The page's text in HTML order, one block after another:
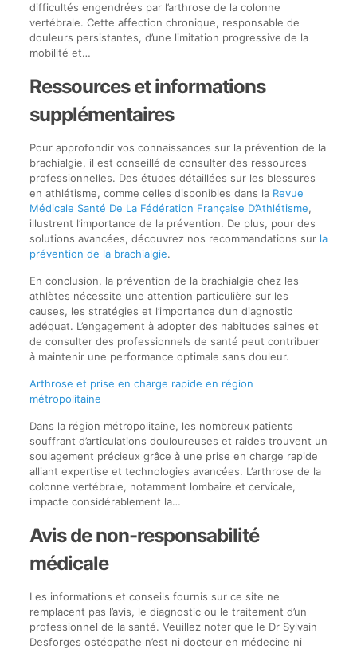
difficultés engendrées par l’arthrose de la colonne
vertébrale. Cette affection chronique, responsable de
douleurs persistantes, d’une limitation progressive de la
mobilité et…
Ressources et informations
supplémentaires
Pour approfondir vos connaissances sur la prévention de la
brachialgie, il est conseillé de consulter des ressources
professionnelles. Des études détaillées sur les blessures
en athlétisme, comme celles disponibles dans la Revue
Médicale Santé De La Fédération Française D’Athlétisme,
illustrent l’importance de la prévention. De plus, pour des
solutions avancées, découvrez nos recommandations sur la
prévention de la brachialgie.
En conclusion, la prévention de la brachialgie chez les
athlètes nécessite une attention particulière sur les
causes, les stratégies et l’importance d’un diagnostic
adéquat. L’engagement à adopter des habitudes saines et
de consulter des professionnels de santé peut contribuer
à maintenir une performance optimale sans douleur.
Arthrose et prise en charge rapide en région
métropolitaine
Dans la région métropolitaine, les nombreux patients
souffrant d’articulations douloureuses et raides trouvent un
soulagement précieux grâce à une prise en charge rapide
alliant expertise et technologies avancées. L’arthrose de la
colonne vertébrale, notamment lombaire et cervicale,
impacte considérablement la…
Avis de non-responsabilité
médicale
Les informations et conseils fournis sur ce site ne
remplacent pas l’avis, le diagnostic ou le traitement d’un
professionnel de la santé. Veuillez noter que le Dr Sylvain
Desforges ostéopathe n’est ni docteur en médecine ni